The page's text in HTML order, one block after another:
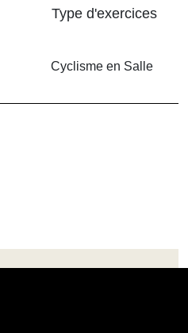
Type d'exercices
Cyclisme en Salle